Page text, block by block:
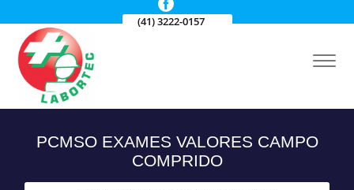
(41) 3222-0157
PCMSO EXAMES VALORES CAMPO
COMPRIDO